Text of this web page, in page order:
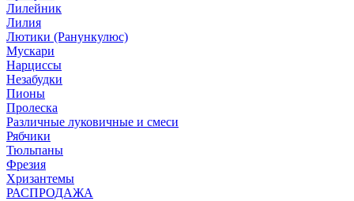
Лилейник
Лилия
Лютики (Ранункулюс)
Мускари
Нарцисcы
Незабудки
Пионы
Пролеска
Различные луковичные и смеси
Рябчики
Тюльпаны
Фрезия
Хризантемы
РАСПРОДАЖА